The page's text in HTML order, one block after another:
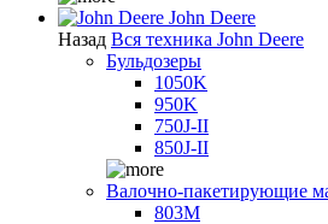
John Deere
Назад Вся техника John Deere
Бульдозеры
1050K
950K
750J-II
850J-II
Валочно-пакетирующие
803M